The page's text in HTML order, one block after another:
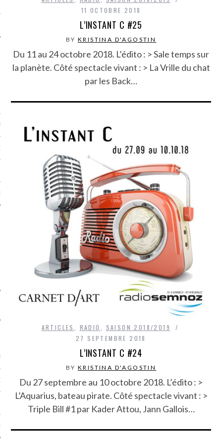
CARAVELLE
PODCAST
SUIVEZ-NOUS
CARAVELLE
CARAVELLE
PODCAST
11 OCTOBRE 2018
L’INSTANT C #25
BY KRISTINA D'AGOSTIN
Du 11 au 24 octobre 2018. L’édito : > Sale temps sur
la planète. Côté spectacle vivant : > La Vrille du chat
par les Back…
ARTICLES RADIO
SAISON 2018/2019
27 SEPTEMBRE 2018
L’INSTANT C #24
BY KRISTINA D'AGOSTIN
Du 27 septembre au 10 octobre 2018. L’édito : >
L’Aquarius, bateau pirate. Côté spectacle vivant : >
Triple Bill #1 par Kader Attou, Jann Gallois…